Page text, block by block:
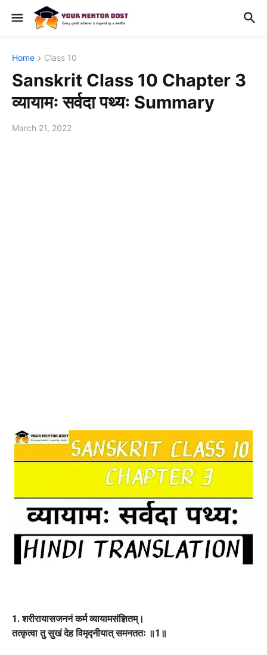
Home Class 10
Sanskrit Class 10 Chapter 3
व्यायामः सर्वदा पथ्यः Summary
March 21, 2022
1. शरीरायासजननं कर्म व्यायामसंज्ञितम्।
तत्कृत्वा तु सुखं देह विमृद्नीयात् समनततः ॥1॥